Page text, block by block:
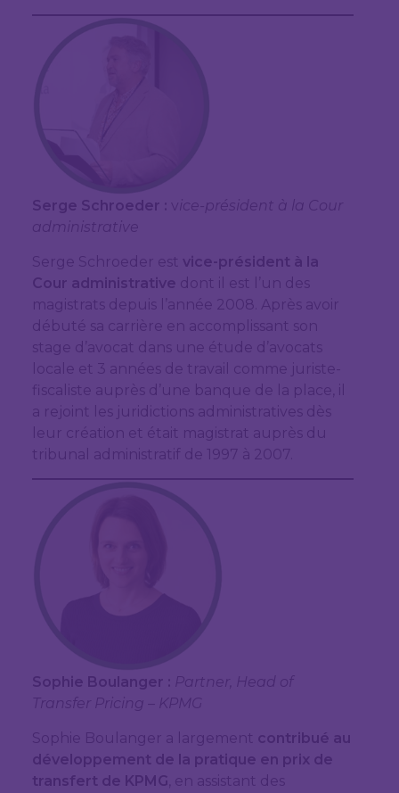
Serge Schroeder : vice-président à la Cour
administrative
Serge Schroeder est vice-président à la
Cour administrative dont il est l’un des
magistrats depuis l’année 2008. Après avoir
débuté sa carrière en accomplissant son
stage d’avocat dans une étude d’avocats
locale et 3 années de travail comme juriste-
fiscaliste auprès d’une banque de la place, il
a rejoint les juridictions administratives dès
leur création et était magistrat auprès du
tribunal administratif de 1997 à 2007.
Sophie Boulanger : Partner, Head of
Transfer Pricing – KPMG
Sophie Boulanger a largement contribué au
développement de la pratique en prix de
transfert de KPMG , en assistant des